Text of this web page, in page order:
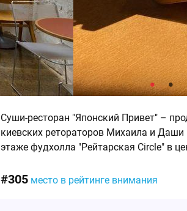
Суши-ресторан "Японский Привет" –
киевских ретораторов Михаила и
этаже фудхолла "Рейтарская Circle" в
#305 место в рейтинге внимания